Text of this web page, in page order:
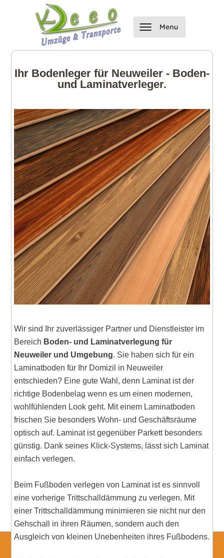
Ihr Bodenleger für Neuweiler - Boden-
und Laminatverleger.
Wir sind Ihr zuverlässiger Partner und Dienstleister im
Bereich Boden- und Laminatverlegung für
Neuweiler und Umgebung. Sie haben sich für ein
Laminatboden für Ihr Domizil in Neuweiler
entschieden? Eine gute Wahl, denn Laminat ist der
richtige Bodenbelag wenn es um einen modernen,
wohlfühlenden Look geht. Mit einem Laminatboden
frischen Sie besonders Wohn- und Geschäftsräume
optisch auf. Laminat ist gegenüber Parkett besonders
günstig. Dank seines Klick-Systems, lässt sich Laminat
einfach verlegen.
Beim Fußboden verlegen von Laminat ist es sinnvoll
eine vorherige Trittschalldämmung zu verlegen. Mit
einer Trittschalldämmung minimieren sie nicht nur den
Gehschall in ihren Räumen, sondern auch den
Ausgleich von kleinen Unebenheiten ihres Fußbodens.